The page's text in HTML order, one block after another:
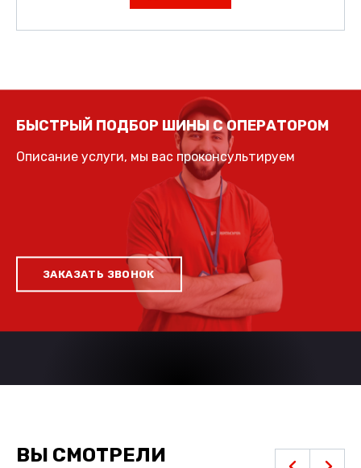
БЫСТРЫЙ ПОДБОР ШИНЫ С ОПЕРАТОРОМ
Описание услуги, мы вас проконсультируем
ЗАКАЗАТЬ ЗВОНОК
ВЫ СМОТРЕЛИ